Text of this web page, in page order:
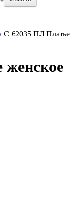
С-62035-ПЛ Платье